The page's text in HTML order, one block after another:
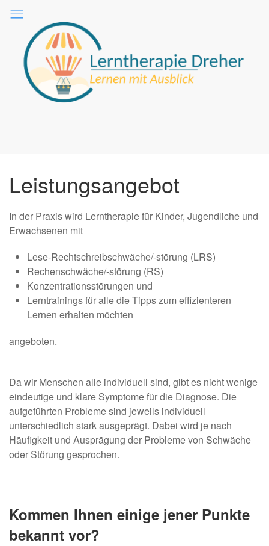
Leistungsangebot
In der Praxis wird Lerntherapie für Kinder, Jugendliche und
Erwachsenen mit
Lese-Rechtschreibschwäche/-störung (LRS)
Rechenschwäche/-störung (RS)
Konzentrationsstörungen und
Lerntrainings für alle die Tipps zum effizienteren
Lernen erhalten möchten
angeboten.
Da wir Menschen alle individuell sind, gibt es nicht wenige
eindeutige und klare Symptome für die Diagnose. Die
aufgeführten Probleme sind jeweils individuell
unterschiedlich stark ausgeprägt. Dabei wird je nach
Häufigkeit und Ausprägung der Probleme von Schwäche
oder Störung gesprochen.
Kommen Ihnen einige jener Punkte
bekannt vor?